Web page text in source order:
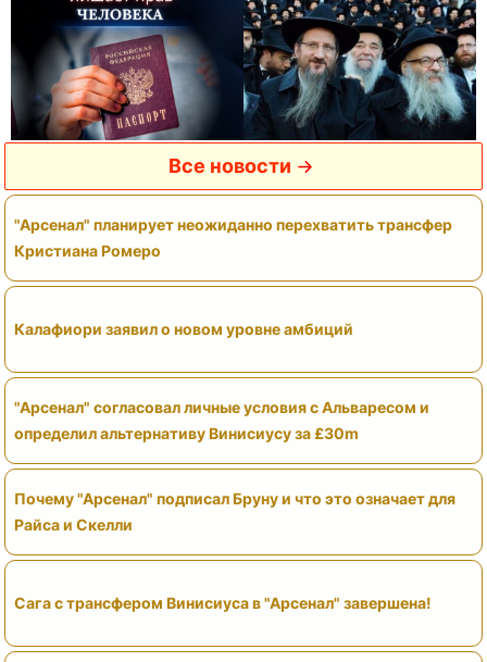
Все новости
"Арсенал" планирует неожиданно перехватить трансфер
Кристиана Ромеро
Калафиори заявил о новом уровне амбиций
"Арсенал" согласовал личные условия с Альваресом и
определил альтернативу Винисиусу за £30m
Почему "Арсенал" подписал Бруну и что это означает для
Райса и Скелли
Сага с трансфером Винисиуса в "Арсенал" завершена!